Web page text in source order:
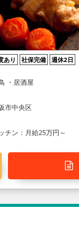
あり 社保完備 週休2日
・居酒屋
市中央区
チン：月給25万円～